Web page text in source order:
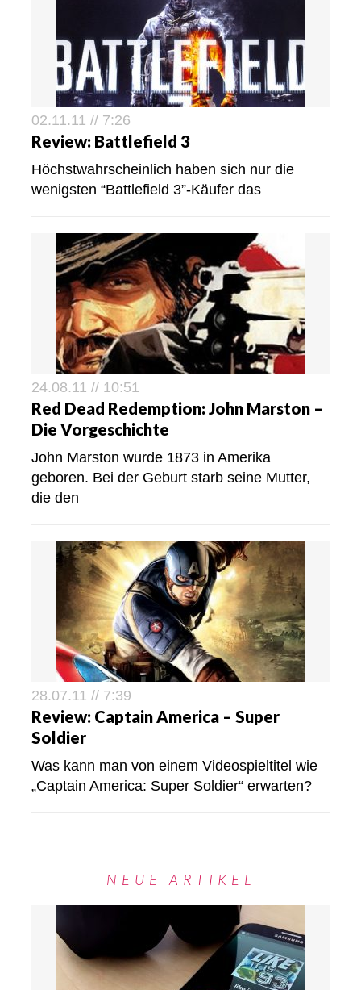
02.11.11 // 7:26
Review: Battlefield 3
Höchstwahrscheinlich haben sich nur die
wenigsten “Battlefield 3”-Käufer das
24.08.11 // 10:51
Red Dead Redemption: John Marston –
Die Vorgeschichte
John Marston wurde 1873 in Amerika
geboren. Bei der Geburt starb seine Mutter,
die den
28.07.11 // 7:39
Review: Captain America – Super
Soldier
Was kann man von einem Videospieltitel wie
„Captain America: Super Soldier“ erwarten?
NEUE ARTIKEL